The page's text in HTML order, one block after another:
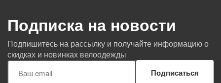
Подписка на новости
Подпишитесь на рассылку и получайте информацию о
скидках и новинках велоодежды
Подписаться